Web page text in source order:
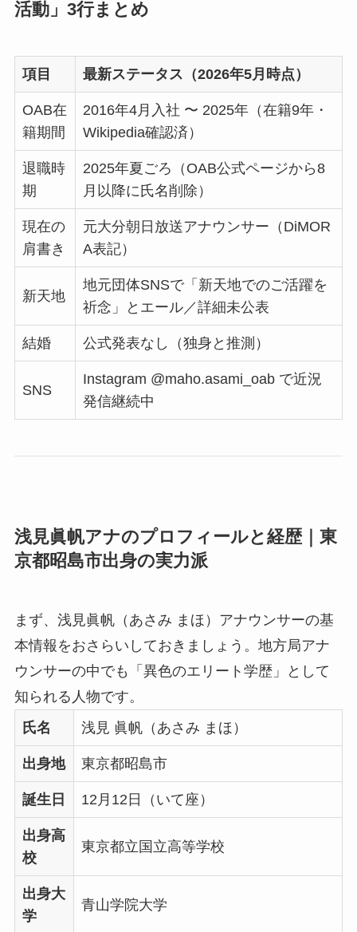
活動」3行まとめ
項目 最新ステータス（2026年5月時点）
OAB在
籍期間
2016年4月入社 〜 2025年（在籍9年・
Wikipedia確認済）
退職時
期
2025年夏ごろ（OAB公式ページから8
月以降に氏名削除）
現在の
肩書き
元大分朝日放送アナウンサー（DiMOR
A表記）
新天地
地元団体SNSで「新天地でのご活躍を
祈念」とエール／詳細未公表
結婚 公式発表なし（独身と推測）
SNS
Instagram @maho.asami_oab で近況
発信継続中
浅見眞帆アナのプロフィールと経歴｜東
京都昭島市出身の実力派
まず、浅見眞帆（あさみ まほ）アナウンサーの基
本情報をおさらいしておきましょう。地方局アナ
ウンサーの中でも「異色のエリート学歴」として
知られる人物です。
氏名
浅見 眞帆（あさみ まほ）
出身地 東京都昭島市
誕生日 12月12日（いて座）
出身高
校
東京都立国立高等学校
出身大
学
青山学院大学